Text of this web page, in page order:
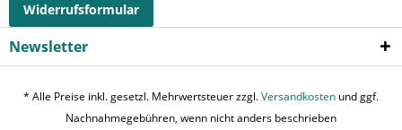
Widerrufsformular
Newsletter
* Alle Preise inkl. gesetzl. Mehrwertsteuer zzgl.Versandkosten und ggf.
Nachnahmegebühren, wenn nicht anders beschrieben